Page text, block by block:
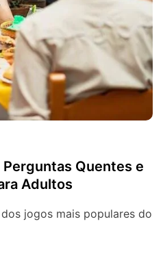
Quentes e
Adultos
jogos mais populares do